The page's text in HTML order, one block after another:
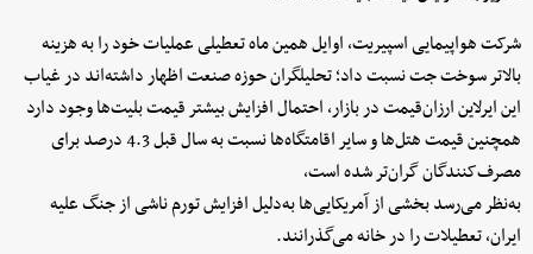
شرکت هواپیمایی اسپیریت، اوایل همین ماه تعطیلی عملیات خود را به هزینه
بالاتر سوخت جت نسبت داد؛ تحلیلگران حوزه صنعت اظهار داشته‌اند در غیاب
این ایرلاین ارزان‌قیمت در بازار، احتمال افزایش بیشتر قیمت بلیت‌ها وجود دارد
همچنین قیمت هتل‌ها و سایر اقامتگاه‌ها نسبت به سال قبل 4.3 درصد برای
مصرف‌کنندگان گران‌تر شده است،
به‌نظر می‌رسد بخشی از آمریکایی‌ها به‌دلیل افزایش تورم ناشی از جنگ علیه
ایران، تعطیلات را در خانه می‌گذرانند.